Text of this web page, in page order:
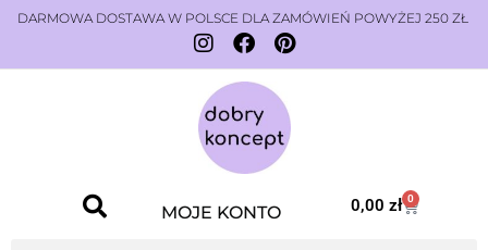
DARMOWA DOSTAWA W POLSCE DLA ZAMÓWIEŃ POWYŻEJ 250 ZŁ
MOJE KONTO 0,00zł 0